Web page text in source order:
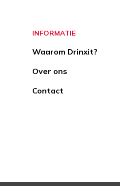
INFORMATIE
Waarom Drinxit?
Over ons
Contact